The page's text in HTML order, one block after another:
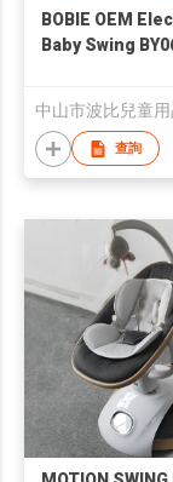
BOBIE OEM
Baby Swing
查詢